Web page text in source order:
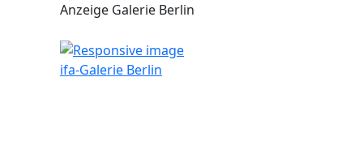
Anzeige Galerie Berlin
ifa-Galerie Berlin